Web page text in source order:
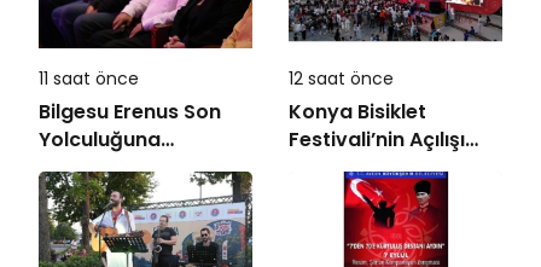
11 saat önce
Bilgesu Erenus Son
Yolculuğuna
Uğurlandı
12 saat önce
Konya Bisiklet
Festivali’nin Açılışı
Coşkuyla Gerçekleşti